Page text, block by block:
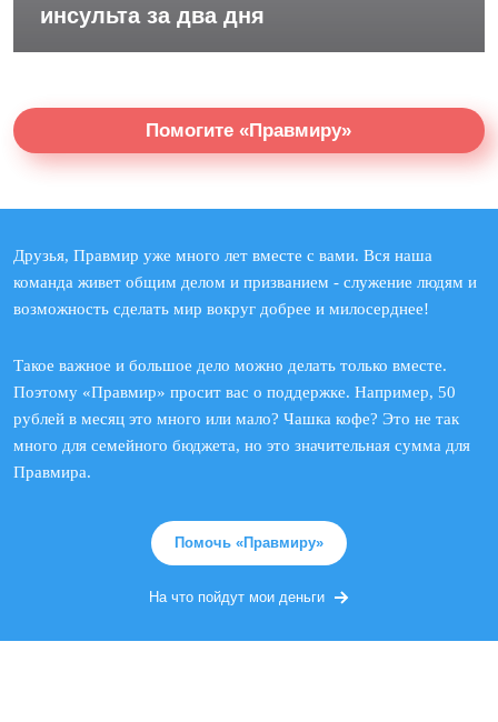
инсульта за два дня
Помогите «Правмиру»
Друзья, Правмир уже много лет вместе с вами. Вся наша
команда живет общим делом и призванием - служение людям и
возможность сделать мир вокруг добрее и милосерднее!
Такое важное и большое дело можно делать только вместе.
Поэтому «Правмир» просит вас о поддержке. Например, 50
рублей в месяц это много или мало? Чашка кофе? Это не так
много для семейного бюджета, но это значительная сумма для
Правмира.
Помочь «Правмиру»
На что пойдут мои деньги